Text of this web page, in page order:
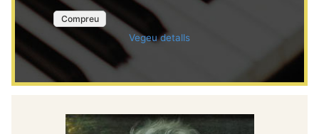
Compreu
Vegeu detalls